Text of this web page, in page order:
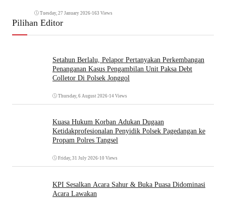
Tuesday, 27 January 2026•163 Views
Pilihan Editor
Setahun Berlalu, Pelapor Pertanyakan Perkembangan
Penanganan Kasus Pengambilan Unit Paksa Debt
Colletor Di Polsek Jonggol
Thursday, 6 August 2026•14 Views
Kuasa Hukum Korban Adukan Dugaan
Ketidakprofesionalan Penyidik Polsek Pagedangan ke
Propam Polres Tangsel
Friday, 31 July 2026•10 Views
KPI Sesalkan Acara Sahur & Buka Puasa Didominasi
Acara Lawakan